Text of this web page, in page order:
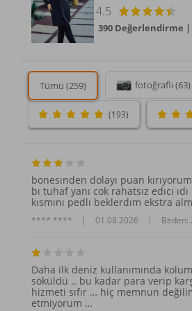
4.5
390 Değerlendirme |
Tümü (259) fotoğraflı (63)
(193)
bonesınden dolayı puan
bı tuhaf yanı cok rahatsız edıcı
kısmını pedlı beklerdım ekstra
**** **** | 01.08.2026 | Beden:
Daha ilk deniz kullanımında
söküldü .. bu kadar para verip
hizmeti sıfır … hiç memnun
etmiyorum …